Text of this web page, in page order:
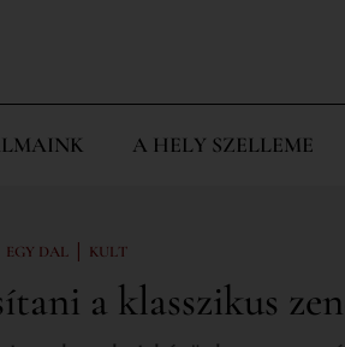
A HELY SZELLEME
EGY DAL | KULT
a klasszikus